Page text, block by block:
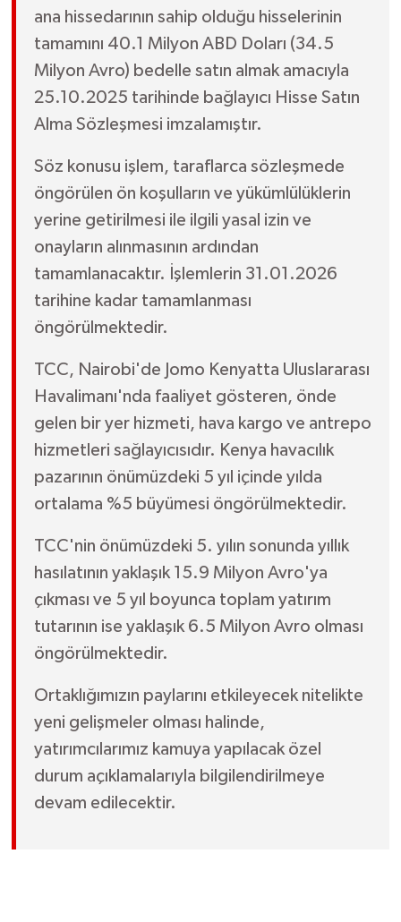
ana hissedarının sahip olduğu hisselerinin
tamamını 40.1 Milyon ABD Doları (34.5
Milyon Avro) bedelle satın almak amacıyla
25.10.2025 tarihinde bağlayıcı Hisse Satın
Alma Sözleşmesi imzalamıştır.
Söz konusu işlem, taraflarca sözleşmede
öngörülen ön koşulların ve yükümlülüklerin
yerine getirilmesi ile ilgili yasal izin ve
onayların alınmasının ardından
tamamlanacaktır. İşlemlerin 31.01.2026
tarihine kadar tamamlanması
öngörülmektedir.
TCC, Nairobi'de Jomo Kenyatta Uluslararası
Havalimanı'nda faaliyet gösteren, önde
gelen bir yer hizmeti, hava kargo ve antrepo
hizmetleri sağlayıcısıdır. Kenya havacılık
pazarının önümüzdeki 5 yıl içinde yılda
ortalama %5 büyümesi öngörülmektedir.
TCC'nin önümüzdeki 5. yılın sonunda yıllık
hasılatının yaklaşık 15.9 Milyon Avro'ya
çıkması ve 5 yıl boyunca toplam yatırım
tutarının ise yaklaşık 6.5 Milyon Avro olması
öngörülmektedir.
Ortaklığımızın paylarını etkileyecek nitelikte
yeni gelişmeler olması halinde,
yatırımcılarımız kamuya yapılacak özel
durum açıklamalarıyla bilgilendirilmeye
devam edilecektir.